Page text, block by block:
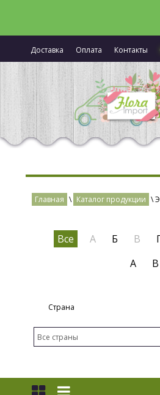
Доставка Оплата Контакты
Главная \ Каталог продукции \
Все А Б В
A
B
Страна